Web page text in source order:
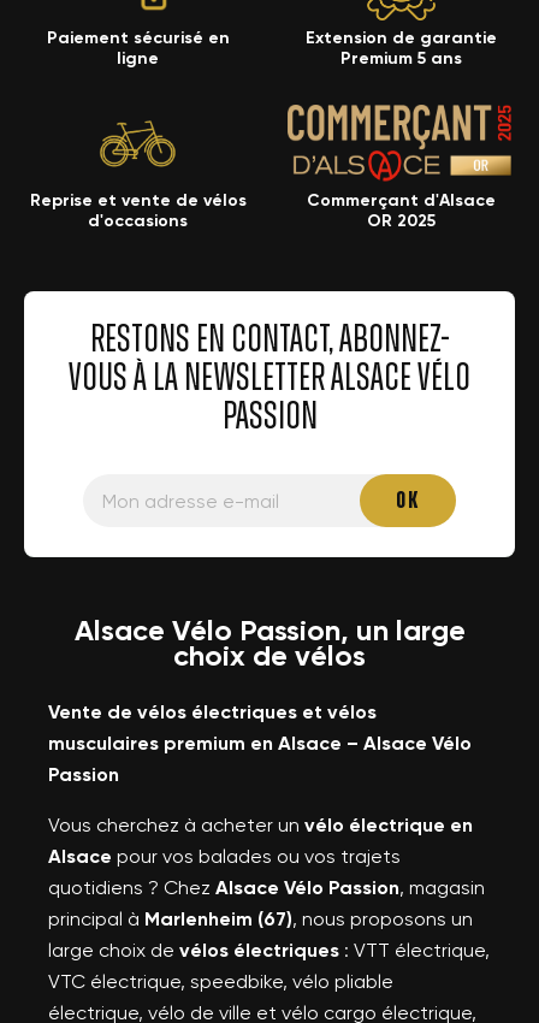
Paiement sécurisé en
ligne
Extension de garantie
Premium 5 ans
Reprise et vente de vélos
d'occasions
Commerçant d'Alsace
OR 2025
RESTONS EN CONTACT, ABONNEZ-
VOUS À LA NEWSLETTER ALSACE VÉLO
PASSION
Alsace Vélo Passion, un large
choix de vélos
Vente de vélos électriques et vélos
musculaires premium en Alsace – Alsace Vélo
Passion
Vous cherchez à acheter un vélo électrique en
Alsace pour vos balades ou vos trajets
quotidiens ? Chez Alsace Vélo Passion, magasin
principal à Marlenheim (67), nous proposons un
large choix de vélos électriques : VTT électrique,
VTC électrique, speedbike, vélo pliable
électrique, vélo de ville et vélo cargo électrique,